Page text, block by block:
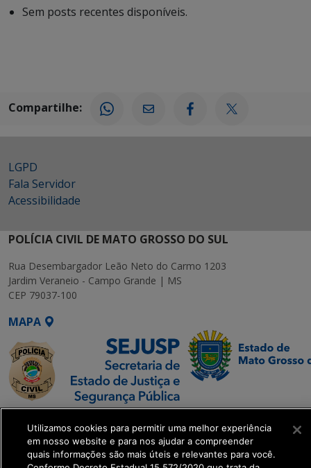
Sem posts recentes disponíveis.
Compartilhe:
LGPD
Fala Servidor
Acessibilidade
POLÍCIA CIVIL DE MATO GROSSO DO SUL
Rua Desembargador Leão Neto do Carmo 1203
Jardim Veraneio - Campo Grande | MS
CEP 79037-100
MAPA
SETDIG | Secretaria-
Executiva de
Transformação Digital
Utilizamos cookies para permitir uma melhor experiência
em nosso website e para nos ajudar a compreender
quais informações são mais úteis e relevantes para você.